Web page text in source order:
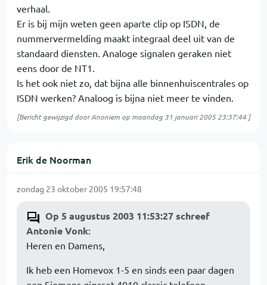
verhaal.
Er is bij mijn weten geen aparte clip op ISDN, de
nummervermelding maakt integraal deel uit van de
standaard diensten. Analoge signalen geraken niet
eens door de NT1.
Is het ook niet zo, dat bijna alle binnenhuiscentrales op
ISDN werken? Analoog is bijna niet meer te vinden.
[Bericht gewijzigd door Anoniem op maandag 31 januari 2005 23:37:44 ]
Erik de Noorman
zondag 23 oktober 2005 19:57:48
Op 5 augustus 2003 11:53:27 schreef
Antonie Vonk:
Heren en Damens,
Ik heb een Homevox 1-5 en sinds een paar dagen